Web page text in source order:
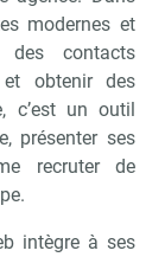
modernes et
des contacts
et obtenir des
c’est un outil
présenter ses
recruter de
intègre à ses